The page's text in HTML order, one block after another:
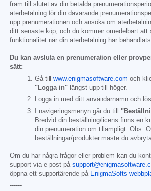
fram till slutet av din betalda
återbetalning för din dåvarande
upp prenumerationen och ansöka om
ditt senaste köp, och du kommer omedelbart att
funktionalitet när din återbetalning har behandlats.
Du kan avsluta en prenumeration eller
sätt:
Gå till www.enigmasoftware.com och
"Logga in" längst upp till höger.
Logga in med ditt användarnamn och
I navigeringsmenyn går du till
Bredvid din beställning/licens finns en
din prenumeration om tillämpligt. Obs:
beställningar/produkter måste du
Om du har några frågor eller problem kan du
support via e-post på
öppna ett supportärende på EnigmaSofts
------